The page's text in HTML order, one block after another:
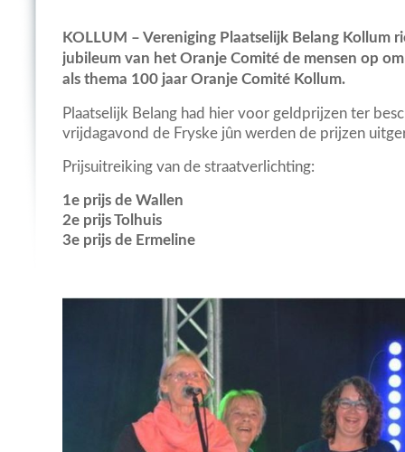
KOLLUM – Vereniging Plaatselijk Belang Kollum
jubileum van het Oranje Comité de mensen op
als thema 100 jaar Oranje Comité Kollum.
Plaatselijk Belang had hier voor geldprijzen ter
vrijdagavond de Fryske jûn werden de prijzen
Prijsuitreiking van de straatverlichting:
1e prijs de Wallen
2e prijs Tolhuis
3e prijs de Ermeline